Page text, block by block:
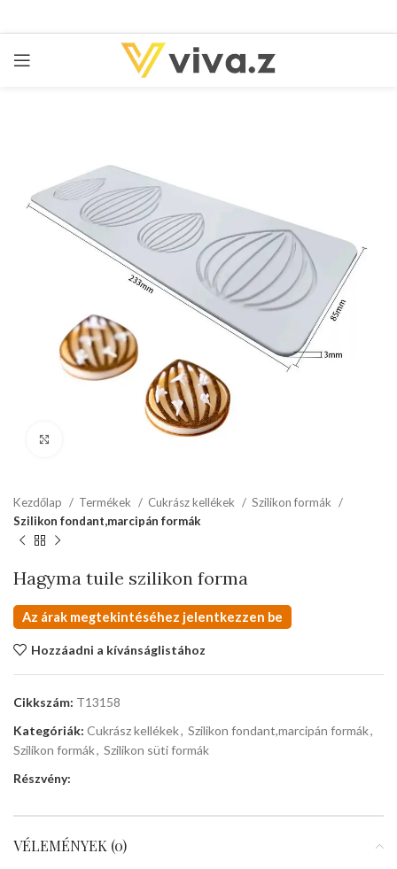
kattints a kinagyításhoz
Kezdőlap Termékek Cukrász kellékek
Szilikon formák
Szilikon fondant,marcipán formák
Hagyma tuile szilikon forma
Az árak megtekintéséhez jelentkezzen be
Hozzáadni a kívánságlistához
Cikkszám: T13158
Kategóriák: Cukrász kellékek, Szilikon fondant,marcipán formák,
Szilikon formák, Szilikon süti formák
Részvény:
VÉLEMÉNYEK (0)